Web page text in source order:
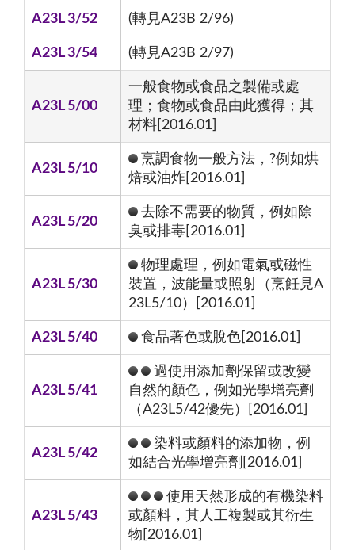
A23L 3/52 (轉見A23B 2/96)
A23L 3/54 (轉見A23B 2/97)
A23L 5/00
一般食物或食品之製備或處
理；食物或食品由此獲得；其
材料[2016.01]
A23L 5/10
烹調食物一般方法，?例如烘
焙或油炸[2016.01]
A23L 5/20
去除不需要的物質，例如除
臭或排毒[2016.01]
A23L 5/30
物理處理，例如電氣或磁性
裝置，波能量或照射（烹飪見A
23L5/10）[2016.01]
A23L 5/40 食品著色或脫色[2016.01]
A23L 5/41
過使用添加劑保留或改變
自然的顏色，例如光學增亮劑
（A23L5/42優先）[2016.01]
A23L 5/42
染料或顏料的添加物，例
如結合光學增亮劑[2016.01]
A23L 5/43
使用天然形成的有機染料
或顏料，其人工複製或其衍生
物[2016.01]